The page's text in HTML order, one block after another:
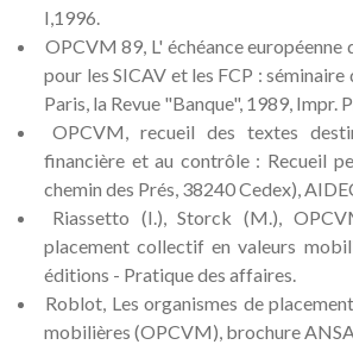
I,1996.
OPCVM 89, L' échéance
pour les SICAV et les FCP :
Paris, la Revue "Banque", 1989, Impr.
OPCVM, recueil des textes
financière et au contrôle : Recueil
chemin des Prés, 38240 Cedex),
Riassetto (I.), Storck (M.),
placement collectif en valeurs
éditions - Pratique des affaires.
Roblot, Les organismes de
mobilières (OPCVM), brochure